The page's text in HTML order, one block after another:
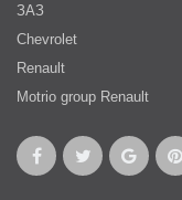
ЗАЗ
Chevrolet
Renault
Motrio group Renault